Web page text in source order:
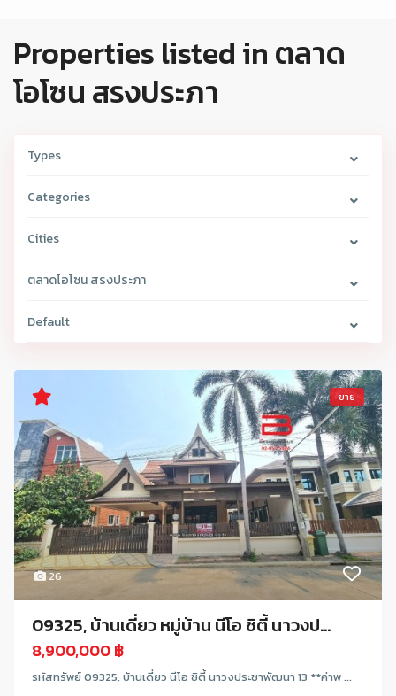
Properties listed in ตลาด
โอโซน สรงประภา
Types
Categories
Cities
ตลาดโอโซน สรงประภา
Default
26
ขาย
09325, บ้านเดี่ยว หมู่บ้าน นีโอ ซิตี้ นาวงป...
8,900,000 ฿
รหัสทรัพย์ 09325: บ้านเดี่ยว นีโอ ซิตี้ นาวงประชาพัฒนา 13 **ค่าพ ...